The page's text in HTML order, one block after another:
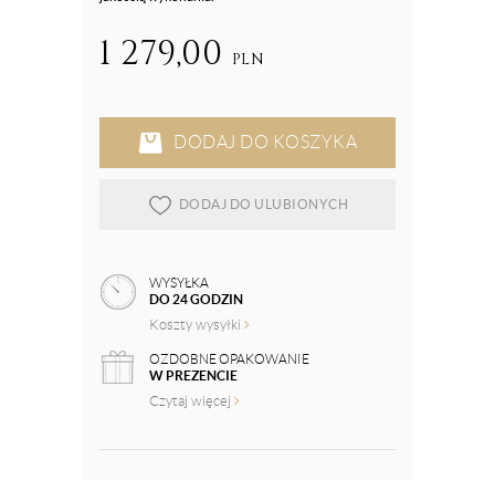
1 279,00 PLN
DODAJ DO KOSZYKA
DODAJ DO ULUBIONYCH
WYSYŁKA
DO 24 GODZIN
Koszty wysyłki
OZDOBNE OPAKOWANIE
W PREZENCIE
Czytaj więcej